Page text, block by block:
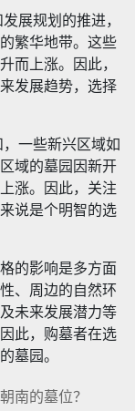
展规划的推进，
繁华地带。这些
而上涨。因此，
发展趋势，选择
一些新兴区域如
域的墓园因新开
涨。因此，关注
说是个明智的选
的影响是多方面
、周边的自然环
未来发展潜力等
此，购墓者在选
墓园。
南的墓位？